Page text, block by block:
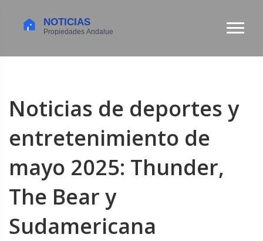
Noticias de deportes y
entretenimiento de
mayo 2025: Thunder,
The Bear y
Sudamericana